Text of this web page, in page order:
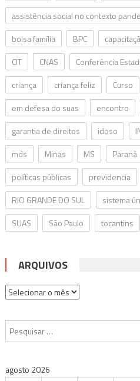
assistência social no contexto
bolsa família
BPC
CIT
CNAS Conferência
criança
criança feliz Curso
em defesa do suas
encontro
garantia de direitos
idoso
mds
Minas MS Paraná
políticas públicas
previdencia
RIO GRANDE DO SUL
sistema
SUAS
São Paulo tocantins
ARQUIVOS
Arquivos
agosto 2026